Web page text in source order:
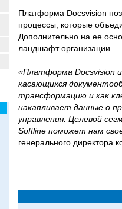
Платформа Docsvision
процессы, которые
Дополнительно на ее
ландшафт организации.
«Платформа Docsvision
касающихся
трансформацию и как
накапливает данные о
управления. Целевой
Softline поможет нам
генерального директора